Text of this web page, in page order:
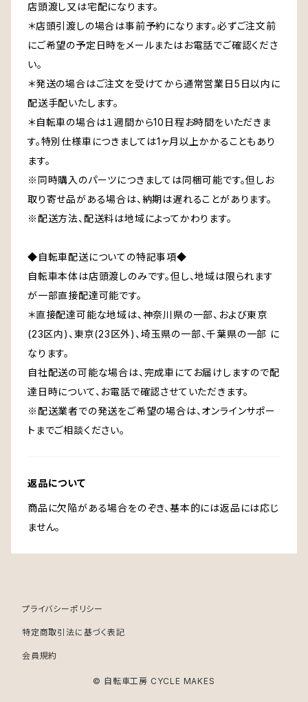
店頭渡し又は宅配になります。
＊店頭引渡しの場合は事前予約になります。必ずご注文前
にご希望の予定日時をメールまたはお電話でご確認くださ
い。
＊発送の場合はご注文を受けてから通常営業日5日以内に
配送手配いたします。
＊自転車の場合は１週間から10日程お時間をいただきま
す。特別仕様車につきましては1ヶ月以上かかることもあり
ます。
※同時購入のパーツにつきましては同梱可能です。但しお
取り寄せ品がある場合は、納期は遅れることがあります。
※配送方法、配送料は地域によってかわります。
◆自転車配送についての特記事項◆
自転車本体は店頭渡しのみです。但し、地域は限られます
が一部直接配達可能です。
＊直接配達可能な地域は、神奈川県の一部、および東京
(23区内)、東京(23区外)、埼玉県の一部、千葉県の一部 に
なります。
自社配送の可能な場合は、完成車にてお届けしますので配
達日時について、お電話で確認させていただきます。
※配送業者での発送をご希望の場合は、オンラインサポー
トまでご相談ください。
返品について
商品に欠陥がある場合をのぞき、基本的には返品には応じ
ません。
プライバシーポリシー
特定商取引法に基づく表記
会員規約
© 自転車工房 CYCLE MAKES